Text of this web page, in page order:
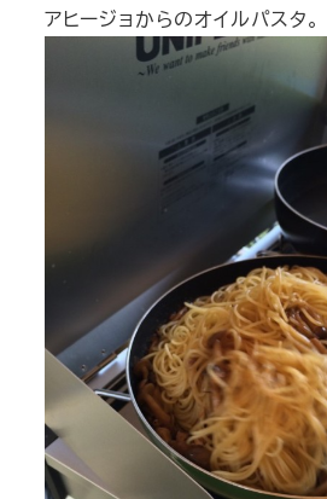
アヒージョからのオイルパスタ。